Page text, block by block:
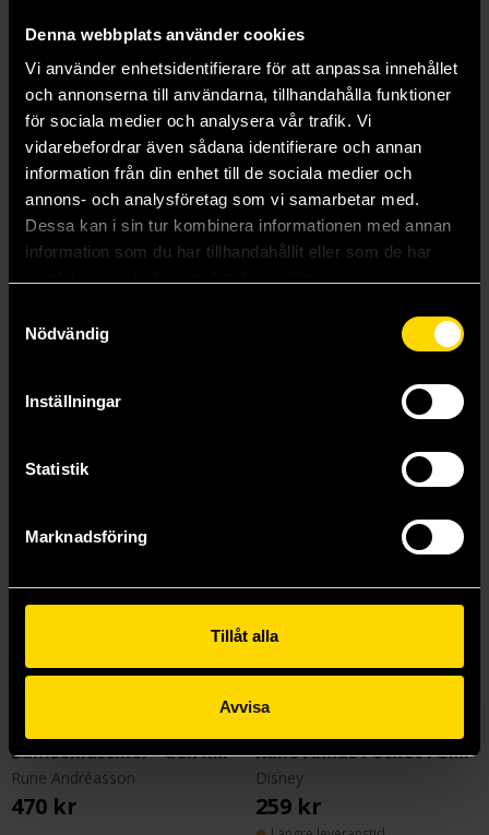
Denna webbplats använder cookies
Vi använder enhetsidentifierare för att anpassa innehållet
och annonserna till användarna, tillhandahålla funktioner
för sociala medier och analysera vår trafik. Vi
vidarebefordrar även sådana identifierare och annan
information från din enhet till de sociala medier och
annons- och analysföretag som vi samarbetar med.
Dessa kan i sin tur kombinera informationen med annan
information som du har tillhandahållit eller som de har
Nödvändig
Inställningar
Statistik
Marknadsföring
Tillåt alla
Avvisa
5-minuters godnattsagor - Spidey och hans fantastiska vänner
Disney
189 kr
Längre leveranstid
Beställ
Marvel: Spider-Man
89 kr
Beställ
Visa alla delar och format
Bamseklassiker - den kompletta samlingen 1973
Rune Andréasson
470 kr
Kalle Ankas Pocket : GIGANT
Disney
259 kr